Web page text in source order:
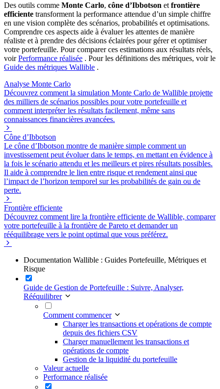
Des outils comme Monte Carlo, cône d’Ibbotson et frontière
efficiente transforment la performance attendue d’un simple chiffre
en une vision complète des scénarios, probabilités et optimisations.
Comprendre ces aspects aide à évaluer les attentes de manière
réaliste et à prendre des décisions éclairées pour gérer et optimiser
votre portefeuille. Pour comparer ces estimations aux résultats réels,
voirPerformance réalisée . Pour les définitions des métriques, voir le
Guide des métriques Wallible .
Analyse Monte Carlo
Découvrez comment la simulation Monte Carlo de Wallible projette
des milliers de scénarios possibles pour votre portefeuille et
comment interpréter les résultats facilement, même sans
connaissances financières avancées.
Cône d’Ibbotson
Le cône d’Ibbotson montre de manière simple comment un
investissement peut évoluer dans le temps, en mettant en évidence à
la fois le scénario attendu et les meilleurs et pires résultats possibles.
Il aide à comprendre le lien entre risque et rendement ainsi que
l’impact de l’horizon temporel sur les probabilités de gain ou de
perte.
Frontière efficiente
Découvrez comment lire la frontière efficiente de Wallible, comparer
votre portefeuille à la frontière de Pareto et demander un
rééquilibrage vers le point optimal que vous préférez.
Documentation Wallible : Guides Portefeuille, Métriques et
Risque
Guide de Gestion de Portefeuille : Suivre, Analyser,
Rééquilibrer
Comment commencer
Charger les transactions et opérations de compte
depuis des fichiers CSV
Charger manuellement les transactions et
opérations de compte
Gestion de la liquidité du portefeuille
Valeur actuelle
Performance réalisée